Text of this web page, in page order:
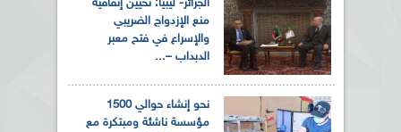
الجزائر- ليبيا: تحيين إتفاقية
منع الإزدواج الضريبي
والإسراع في فتح معبر
الدبداب –...
نحو إنشاء حوالي 1500
مؤسسة ناشئة ومبتكرة مع